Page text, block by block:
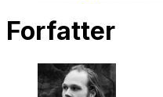
Forfatter